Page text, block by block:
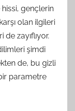
gençlerin
olan ilgileri
zayıflıyor.
şimdi
de, bu gizli
parametre